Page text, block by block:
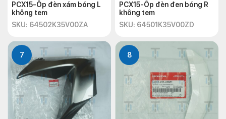
PCX15-Ốp đèn xám bóng L
không tem
SKU: 64502K35V00ZA
PCX15-Ốp đèn đen bóng R
không tem
SKU: 64501K35V00ZD
7 8